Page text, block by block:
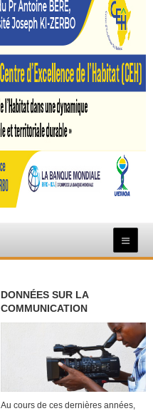
DONNÉES SUR LA
COMMUNICATION
Au cours de ces dernières années,